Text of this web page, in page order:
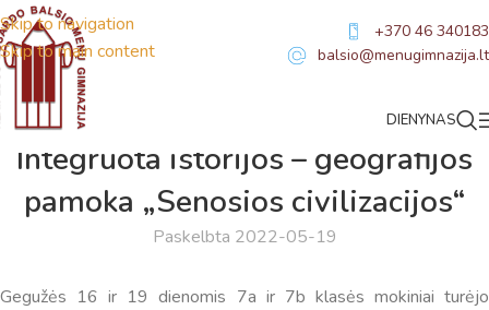
Skip to navigation
Skip to main content
+370 46 340183
balsio@menugimnazija.lt
DIENYNAS
Integruota istorijos – geografijos
pamoka „Senosios civilizacijos“
Paskelbta 2022-05-19
Gegužės 16 ir 19 dienomis 7a ir 7b klasės mokiniai turėjo